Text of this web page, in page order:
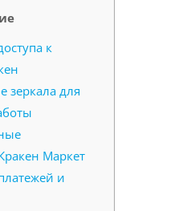
к
зеркала для
Маркет
и